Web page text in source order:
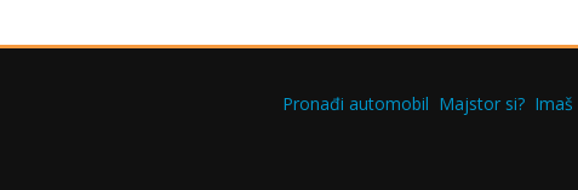
Pronađi automobil Majstor si? Imaš